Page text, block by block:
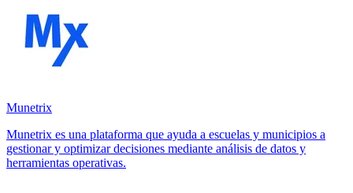
Munetrix
Munetrix es una plataforma que ayuda a escuelas y municipios a
gestionar y optimizar decisiones mediante análisis de datos y
herramientas operativas.